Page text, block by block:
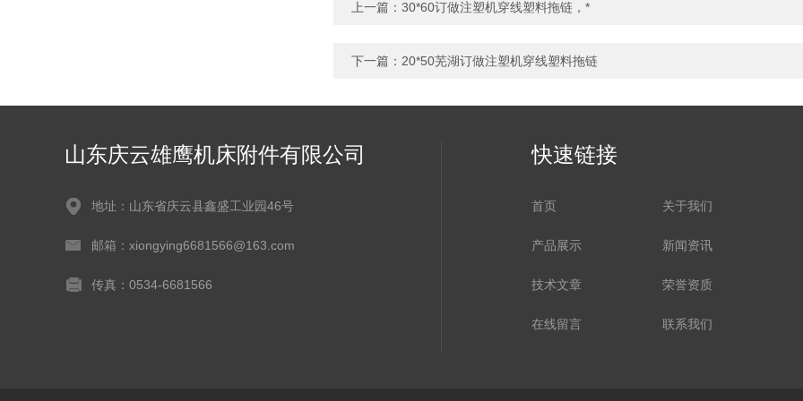
上一篇： 30*60订做注塑机穿线塑料拖链，*
下一篇： 20*50芜湖订做注塑机穿线塑料拖链
山东庆云雄鹰机床附件有限公司
地址：山东省庆云县鑫盛工业园46号
邮箱：xiongying6681566@163.com
传真：0534-6681566
快速链接
首页 关于我们
产品展示 新闻资讯
技术文章 荣誉资质
在线留言 联系我们